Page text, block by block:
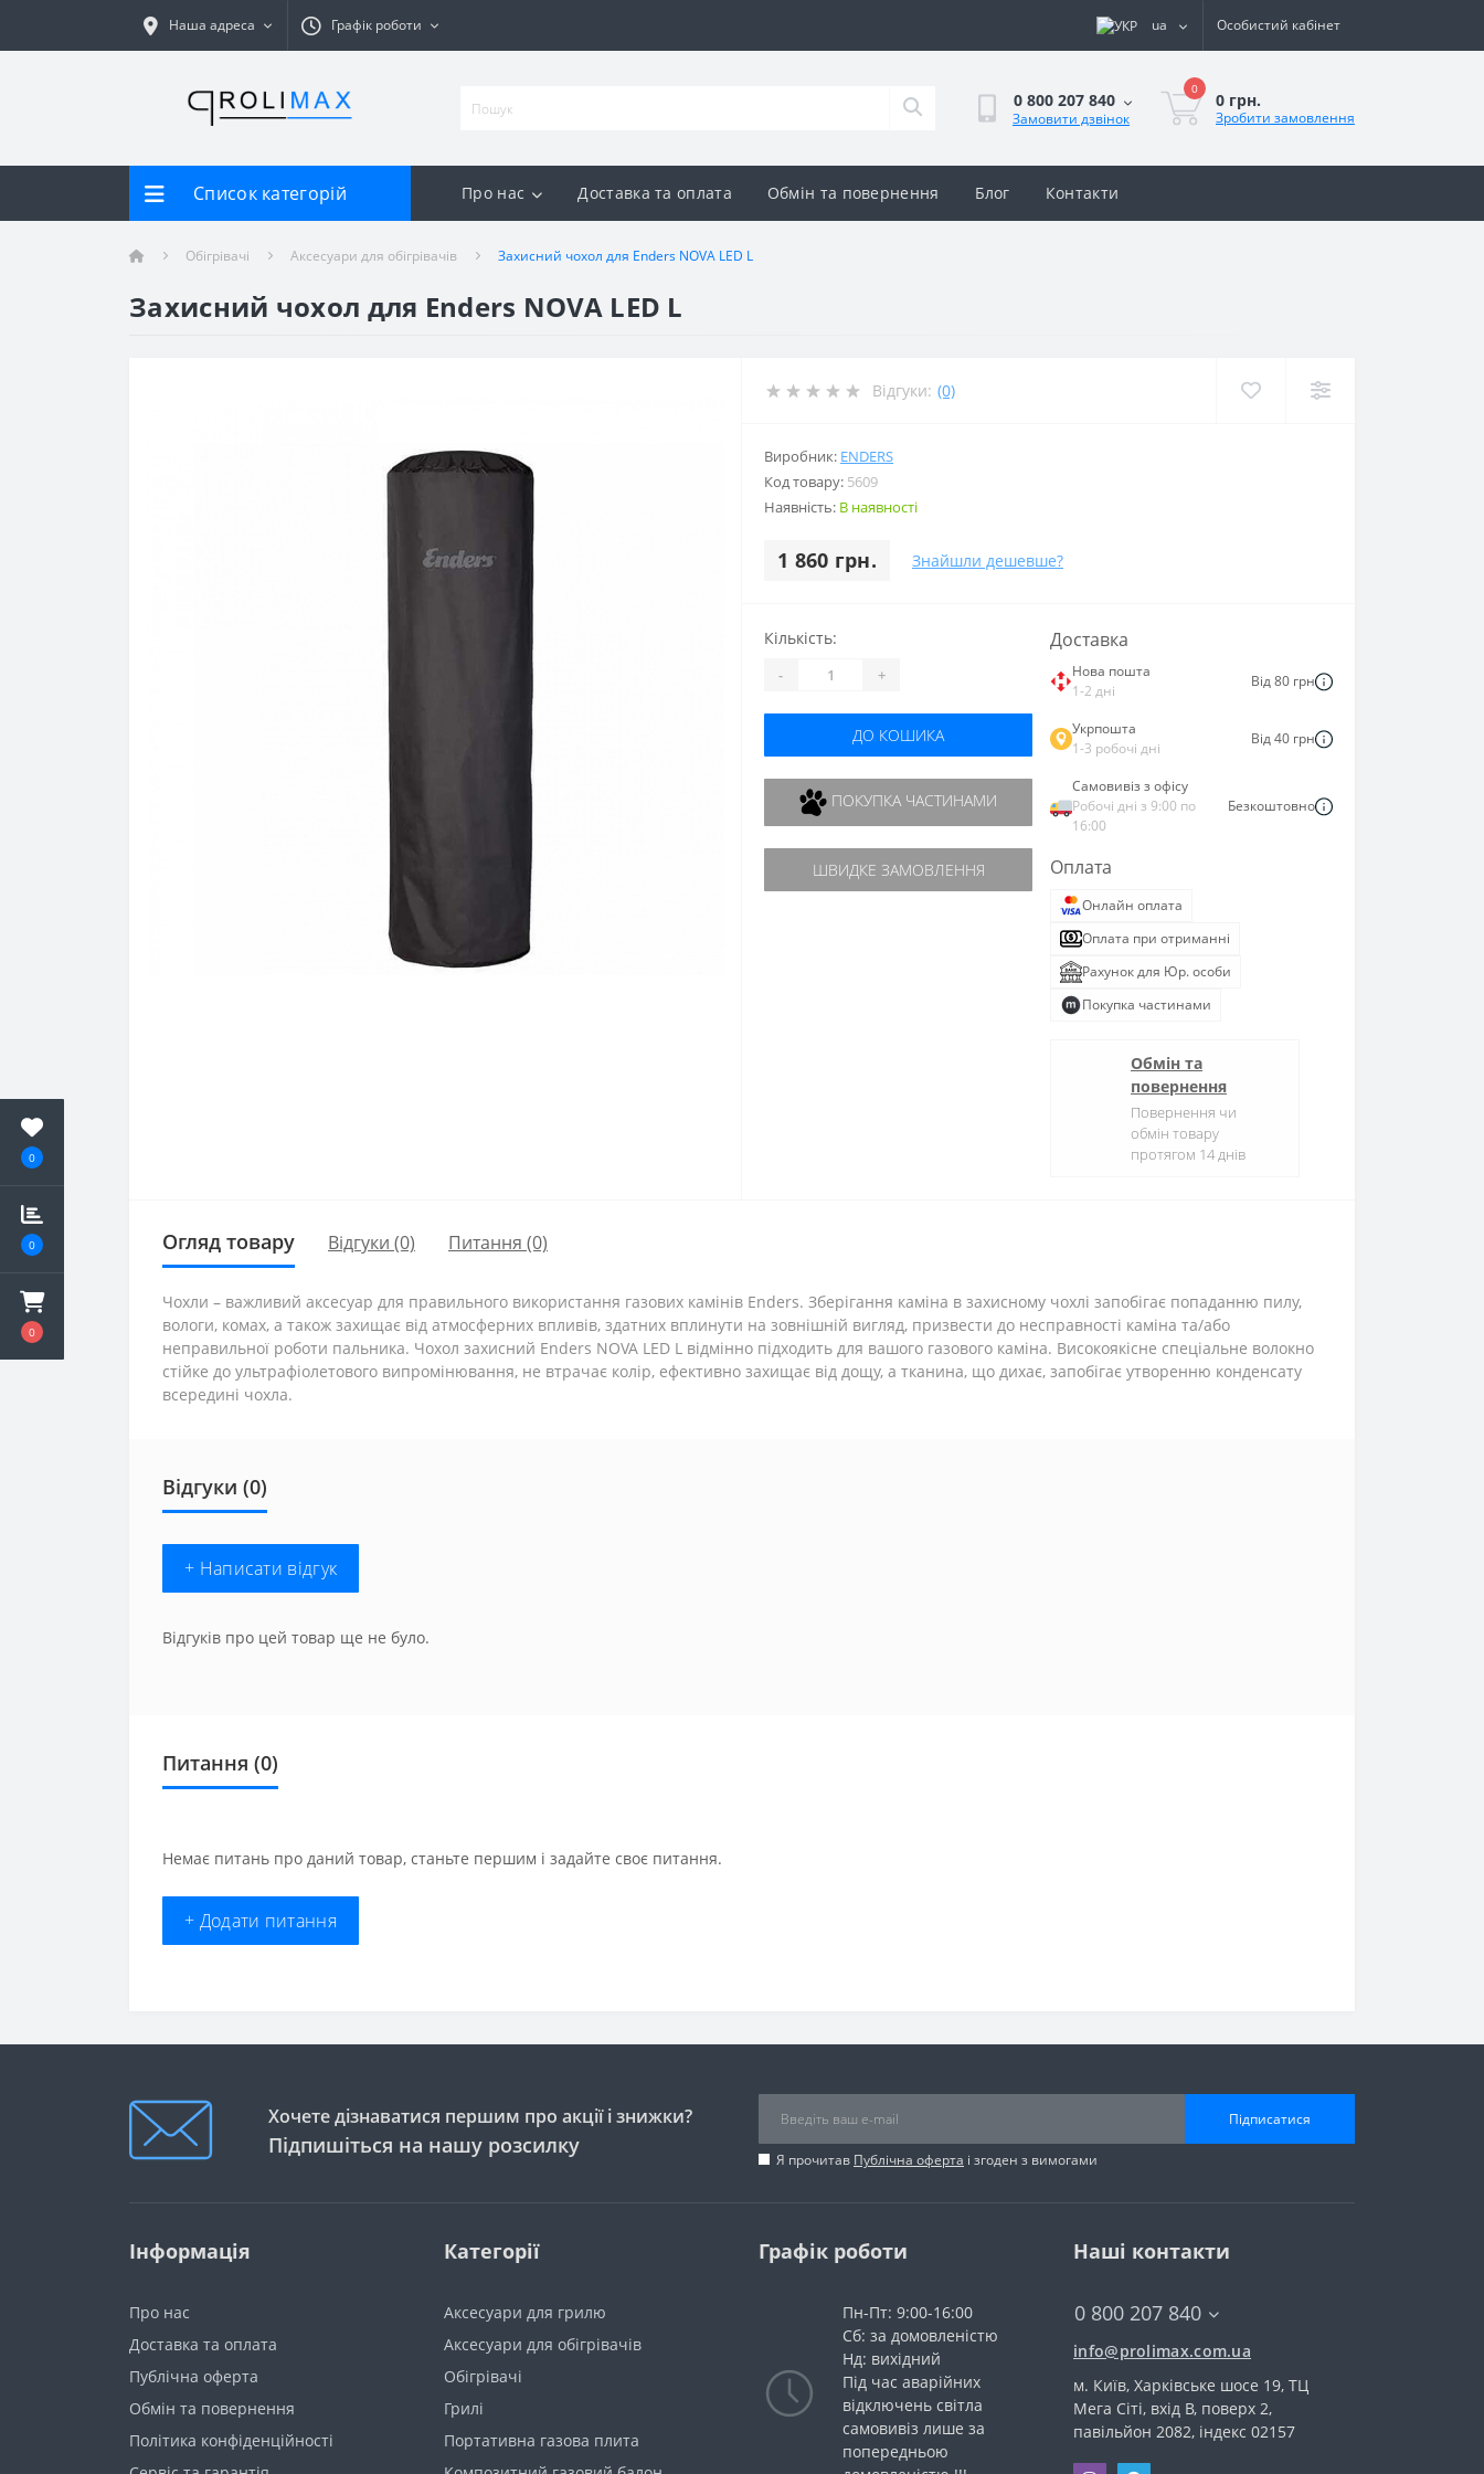
0
0
0
Наша адреса Графік роботи ua Особистий кабінет
0 800 207 840
Замовити дзвінок
0
0 грн.
Зробити замовлення
Список категорій Про нас Доставка та оплата Обмін та повернення Блог Контакти
Обігрівачі Аксесуари для обігрівачів Захисний чохол для Enders NOVA LED L
Захисний чохол для Enders NOVA LED L
Відгуки: (0)
Виробник: ENDERS
Код товару: 5609
Наявність: В наявності
1 860 грн. Знайшли дешевше?
Кількість:
- +
ДО КОШИКА
ПОКУПКА ЧАСТИНАМИ
ШВИДКЕ ЗАМОВЛЕННЯ
Доставка
Нова пошта
1-2 дні
Від 80 грн
Укрпошта
1-3 робочі дні
Від 40 грн
Самовивіз з офісу
Робочі дні з 9:00 по
16:00
Безкоштовно
Оплата
Онлайн оплата
Оплата при отриманні
Рахунок для Юр. особи
Покупка частинами
Обмін та
повернення
Повернення чи
обмін товару
протягом 14 днів
Огляд товару Відгуки (0) Питання (0)
Чохли – важливий аксесуар для правильного використання газових камінів Enders. Зберігання каміна в захисному чохлі запобігає попаданню пилу,
вологи, комах, а також захищає від атмосферних впливів, здатних вплинути на зовнішній вигляд, призвести до несправності каміна та/або
неправильної роботи пальника. Чохол захисний Enders NOVA LED L відмінно підходить для вашого газового каміна. Високоякісне спеціальне волокно
стійке до ультрафіолетового випромінювання, не втрачає колір, ефективно захищає від дощу, а тканина, що дихає, запобігає утворенню конденсату
всередині чохла.
Відгуки (0)
+ Написати відгук
Відгуків про цей товар ще не було.
Питання (0)
Немає питань про даний товар, станьте першим і задайте своє питання.
+ Додати питання
Хочете дізнаватися першим про акції і знижки?
Підпишіться на нашу розсилку
Підписатися
Я прочитав Публічна оферта і згоден з вимогами
Інформація
Про нас
Доставка та оплата
Публічна оферта
Обмін та повернення
Політика конфіденційності
Категорії
Аксесуари для грилю
Аксесуари для обігрівачів
Обігрівачі
Грилі
Портативна газова плита
Графік роботи
Пн-Пт: 9:00-16:00
Сб: за домовленістю
Нд: вихідний
Під час аварійних
відключень світла
самовивіз лише за
попередньою
Наші контакти
0 800 207 840
info@prolimax.com.ua
м. Київ, Харківське шосе 19, ТЦ
Мега Сіті, вхід В, поверх 2,
павільйон 2082, індекс 02157